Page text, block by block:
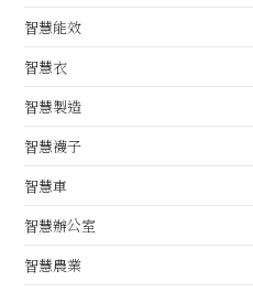
智慧能效
智慧衣
智慧製造
智慧襪子
智慧車
智慧辦公室
智慧農業